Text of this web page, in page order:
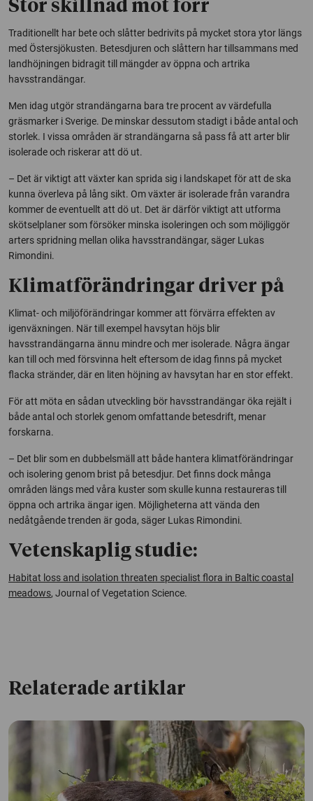
Stor skillnad mot förr
Traditionellt har bete och slåtter bedrivits på mycket stora ytor längs
med Östersjökusten. Betesdjuren och slåttern har tillsammans med
landhöjningen bidragit till mängder av öppna och artrika
havsstrandängar.
Men idag utgör strandängarna bara tre procent av värdefulla
gräsmarker i Sverige. De minskar dessutom stadigt i både antal och
storlek. I vissa områden är strandängarna så pass få att arter blir
isolerade och riskerar att dö ut.
– Det är viktigt att växter kan sprida sig i landskapet för att de ska
kunna överleva på lång sikt. Om växter är isolerade från varandra
kommer de eventuellt att dö ut. Det är därför viktigt att utforma
skötselplaner som försöker minska isoleringen och som möjliggör
arters spridning mellan olika havsstrandängar, säger Lukas
Rimondini.
Klimatförändringar driver på
Klimat- och miljöförändringar kommer att förvärra effekten av
igenväxningen. När till exempel havsytan höjs blir
havsstrandängarna ännu mindre och mer isolerade. Några ängar
kan till och med försvinna helt eftersom de idag finns på mycket
flacka stränder, där en liten höjning av havsytan har en stor effekt.
För att möta en sådan utveckling bör havsstrandängar öka rejält i
både antal och storlek genom omfattande betesdrift, menar
forskarna.
– Det blir som en dubbelsmäll att både hantera klimatförändringar
och isolering genom brist på betesdjur. Det finns dock många
områden längs med våra kuster som skulle kunna restaureras till
öppna och artrika ängar igen. Möjligheterna att vända den
nedåtgående trenden är goda, säger Lukas Rimondini.
Vetenskaplig studie:
Habitat loss and isolation threaten specialist flora in Baltic coastal
meadows, Journal of Vegetation Science.
Relaterade artiklar